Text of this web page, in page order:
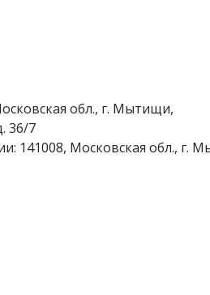
обл., г. Мытищи,
36/7
141008, Московская обл., г.